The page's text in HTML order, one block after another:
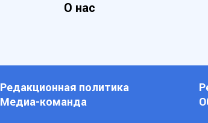
О нас
Редакционная политика
Медиа-команда